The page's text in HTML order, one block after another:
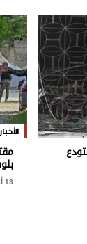
13 أغسطس 2025